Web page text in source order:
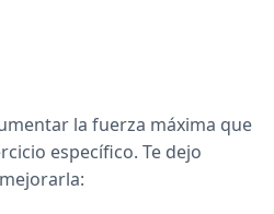
la fuerza máxima que
específico. Te dejo